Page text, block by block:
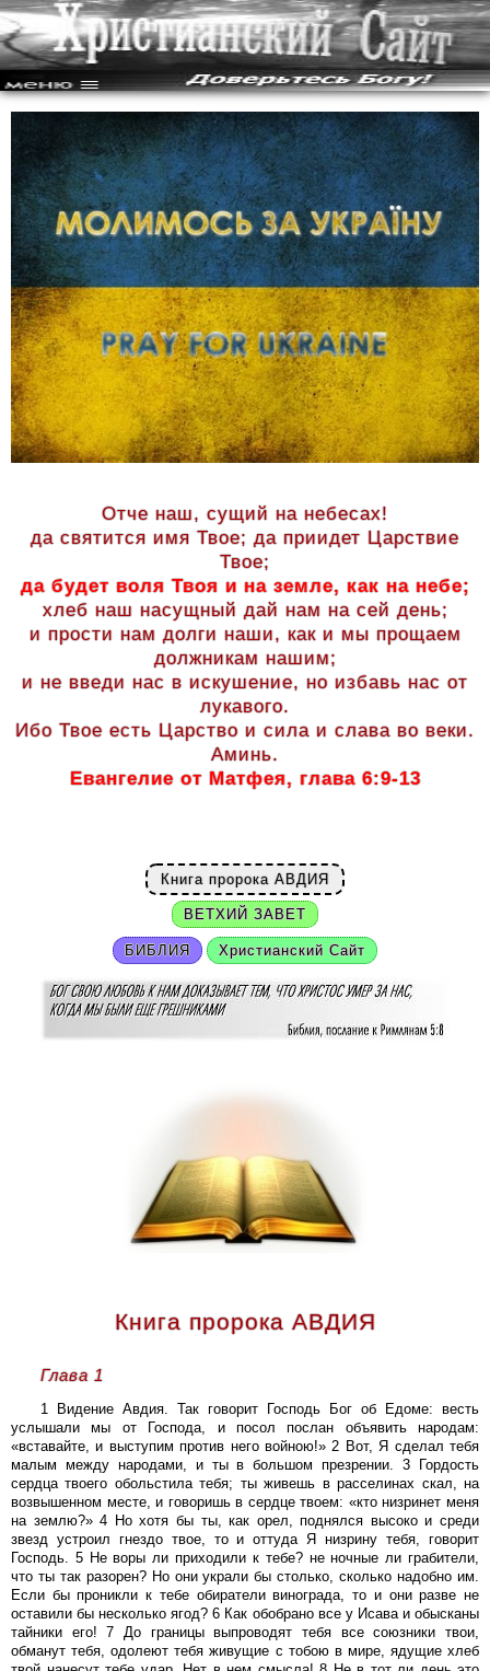
Отче наш, сущий на небесах!
да святится имя Твое; да приидет Царствие
Твое;
да будет воля Твоя и на земле, как на небе;
хлеб наш насущный дай нам на сей день;
и прости нам долги наши, как и мы прощаем
должникам нашим;
и не введи нас в искушение, но избавь нас от
лукавого.
Ибо Твое есть Царство и сила и слава во веки.
Аминь.
Евангелие от Матфея, глава 6:9-13
Книга пророка АВДИЯ
ВЕТХИЙ ЗАВЕТ
БИБЛИЯ Христианский Сайт
Книга пророка АВДИЯ
Глава 1
1 Видение Авдия. Так говорит Господь Бог об Едоме: весть
услышали мы от Господа, и посол послан объявить народам:
«вставайте, и выступим против него войною!» 2 Вот, Я сделал тебя
малым между народами, и ты в большом презрении. 3 Гордость
сердца твоего обольстила тебя; ты живешь в расселинах скал, на
возвышенном месте, и говоришь в сердце твоем: «кто низринет меня
на землю?» 4 Но хотя бы ты, как орел, поднялся высоко и среди
звезд устроил гнездо твое, то и оттуда Я низрину тебя, говорит
Господь. 5 Не воры ли приходили к тебе? не ночные ли грабители,
что ты так разорен? Но они украли бы столько, сколько надобно им.
Если бы проникли к тебе обиратели винограда, то и они разве не
оставили бы несколько ягод? 6 Как обобрано все у Исава и обысканы
тайники его! 7 До границы выпроводят тебя все союзники твои,
обманут тебя, одолеют тебя живущие с тобою в мире, ядущие хлеб